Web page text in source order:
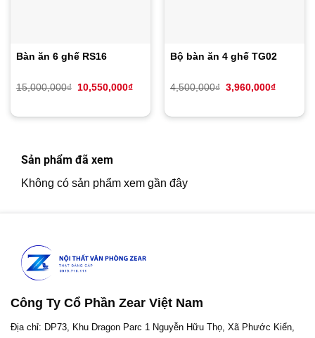
Bàn ăn 6 ghế RS16
15,000,000₫
Giá
gốc
10,550,000₫Giá
Bộ bàn ăn 4 ghế TG02
4,500,000₫ Giá
gốc
3,960,000₫Giá
Sản phẩm đã xem
Không có sản phẩm xem gần đây
Công Ty Cổ Phần Zear Việt Nam
Địa chỉ: DP73, Khu Dragon Parc 1 Nguyễn Hữu Thọ, Xã Phước Kiển,